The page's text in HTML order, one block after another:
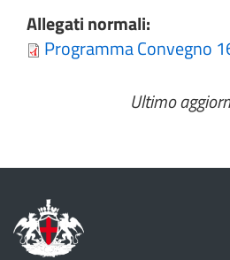
Allegati normali:
Programma Convegno
Ultimo